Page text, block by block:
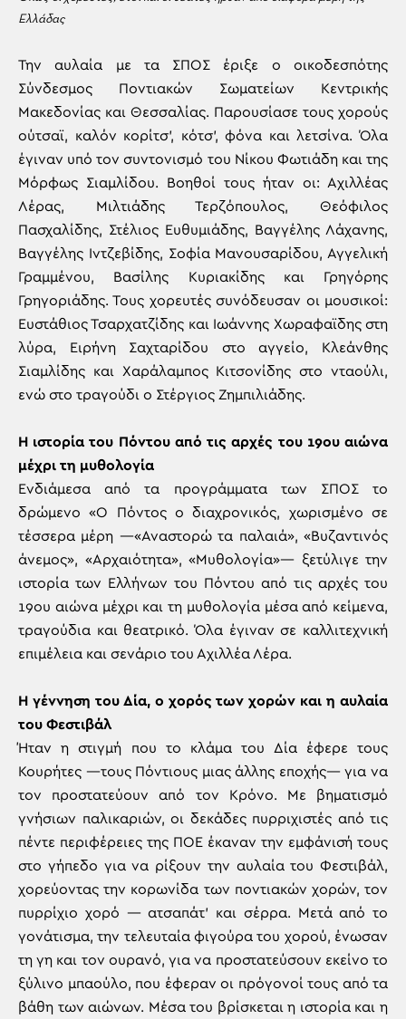
Ελλάδας
Την αυλαία με τα ΣΠΟΣ έριξε ο οικοδεσπότης
Σύνδεσμος Ποντιακών Σωματείων Κεντρικής
Μακεδονίας και Θεσσαλίας. Παρουσίασε τους χορούς
ούτσαϊ, καλόν κορίτσ’, κότσ’, φόνα και λετσίνα. Όλα
έγιναν υπό τον συντονισμό του Νίκου Φωτιάδη και της
Μόρφως Σιαμλίδου. Βοηθοί τους ήταν οι: Αχιλλέας
Λέρας, Μιλτιάδης Τερζόπουλος, Θεόφιλος
Πασχαλίδης, Στέλιος Ευθυμιάδης, Βαγγέλης Λάχανης,
Βαγγέλης Ιντζεβίδης, Σοφία Μανουσαρίδου, Αγγελική
Γραμμένου, Βασίλης Κυριακίδης και Γρηγόρης
Γρηγοριάδης. Τους χορευτές συνόδευσαν οι μουσικοί:
Ευστάθιος Τσαρχατζίδης και Ιωάννης Χωραφαϊδης στη
λύρα, Ειρήνη Σαχταρίδου στο αγγείο, Κλεάνθης
Σιαμλίδης και Χαράλαμπος Κιτσονίδης στο νταούλι,
ενώ στο τραγούδι ο Στέργιος Ζημπιλιάδης.
Η ιστορία του Πόντου από τις αρχές του 19ου αιώνα
μέχρι τη μυθολογία
Ενδιάμεσα από τα προγράμματα των ΣΠΟΣ το
δρώμενο «Ο Πόντος ο διαχρονικός, χωρισμένο σε
τέσσερα μέρη —«Αναστορώ τα παλαιά», «Βυζαντινός
άνεμος», «Αρχαιότητα», «Μυθολογία»— ξετύλιγε την
ιστορία των Ελλήνων του Πόντου από τις αρχές του
19ου αιώνα μέχρι και τη μυθολογία μέσα από κείμενα,
τραγούδια και θεατρικό. Όλα έγιναν σε καλλιτεχνική
επιμέλεια και σενάριο του Αχιλλέα Λέρα.
Η γέννηση του Δία, ο χορός των χορών και η αυλαία
του Φεστιβάλ
Ήταν η στιγμή που το κλάμα του Δία έφερε τους
Κουρήτες —τους Πόντιους μιας άλλης εποχής— για να
τον προστατεύουν από τον Κρόνο. Με βηματισμό
γνήσιων παλικαριών, οι δεκάδες πυρριχιστές από τις
πέντε περιφέρειες της ΠΟΕ έκαναν την εμφάνισή τους
στο γήπεδο για να ρίξουν την αυλαία του Φεστιβάλ,
χορεύοντας την κορωνίδα των ποντιακών χορών, τον
πυρρίχιο χορό — ατσαπάτ’ και σέρρα. Μετά από το
γονάτισμα, την τελευταία φιγούρα του χορού, ένωσαν
τη γη και τον ουρανό, για να προστατεύσουν εκείνο το
ξύλινο μπαούλο, που έφεραν οι πρόγονοί τους από τα
βάθη των αιώνων. Μέσα του βρίσκεται η ιστορία και η